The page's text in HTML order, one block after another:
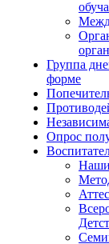
Группа
форме
Опрос